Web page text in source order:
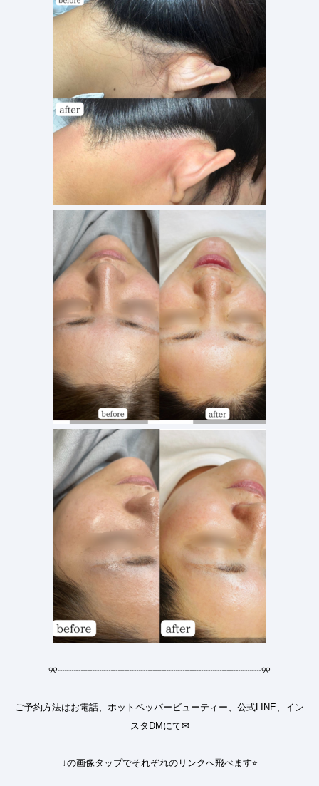
୨୧┈┈┈┈┈┈┈┈┈┈┈┈┈┈┈┈┈┈┈┈┈┈୨୧
ご予約方法はお電話、ホットペッパービューティー、公式LINE、イン
スタDMにて✉︎
↓の画像タップでそれぞれのリンクへ飛べます⭐︎